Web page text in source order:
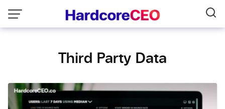
content
Third Party Data